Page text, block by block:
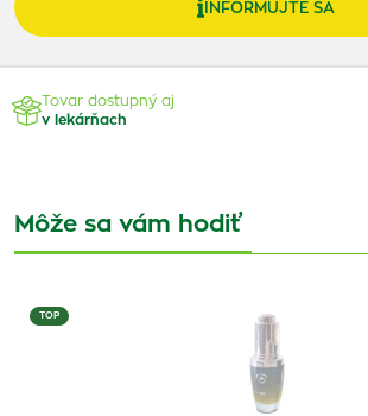
INFORMUJTE SA
Tovar dostupný aj
v lekárňach
Môže sa vám hodiť
TOP